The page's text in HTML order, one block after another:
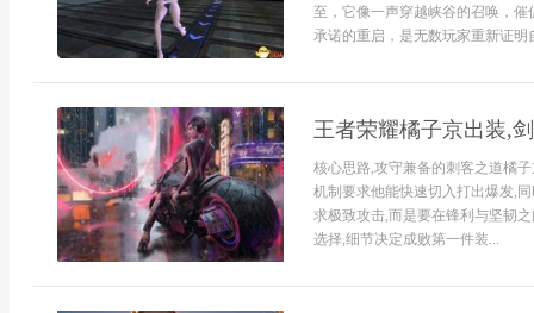
至，它像一声穿越峡谷的召唤，
承诺的重启，是无数玩家重新证
王者荣耀橘子京出装,
核心思路,攻守兼备的刺客之道橘
机制要求他能快速切入打出爆发,
求极致攻击,而是要在锋利与坚韧
选择,细节决定成败第一件装...